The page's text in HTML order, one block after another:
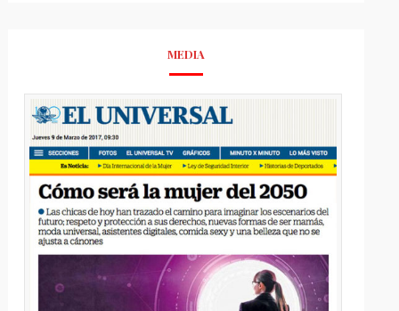
MEDIA